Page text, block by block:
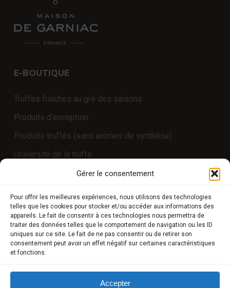
Gérer le consentement
Pour offrir les meilleures expériences, nous utilisons des technologies
telles que les cookies pour stocker et/ou accéder aux informations des
appareils. Le fait de consentir à ces technologies nous permettra de
traiter des données telles que le comportement de navigation ou les ID
uniques sur ce site. Le fait de ne pas consentir ou de retirer son
consentement peut avoir un effet négatif sur certaines caractéristiques
et fonctions.
Accepter
E-BOUTIQUE
Truffes fraîches au gré des saisons
Produits d’exception
Produits truffés (sans arômes de synthèse)
Université de la truffe
COMPTE CLIENT
Boutique
Mon compte
Modes de paiement